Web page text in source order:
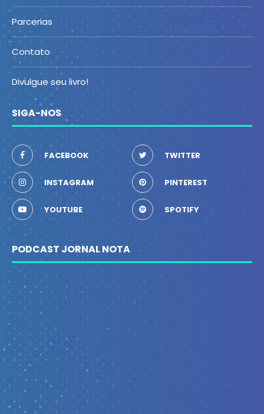
Parcerias
Contato
Divulgue seu livro!
SIGA-NOS
FACEBOOK TWITTER
INSTAGRAM PINTEREST
YOUTUBE SPOTIFY
PODCAST JORNAL NOTA